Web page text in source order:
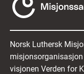
Norsk Luthersk
visjonen Verden for